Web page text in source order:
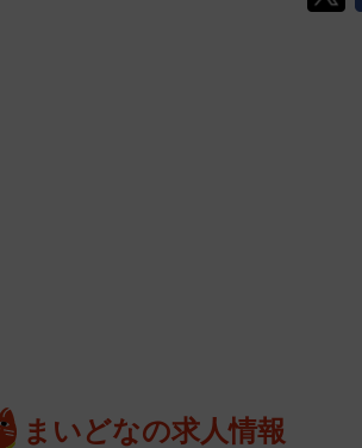
まいどなの求人情報